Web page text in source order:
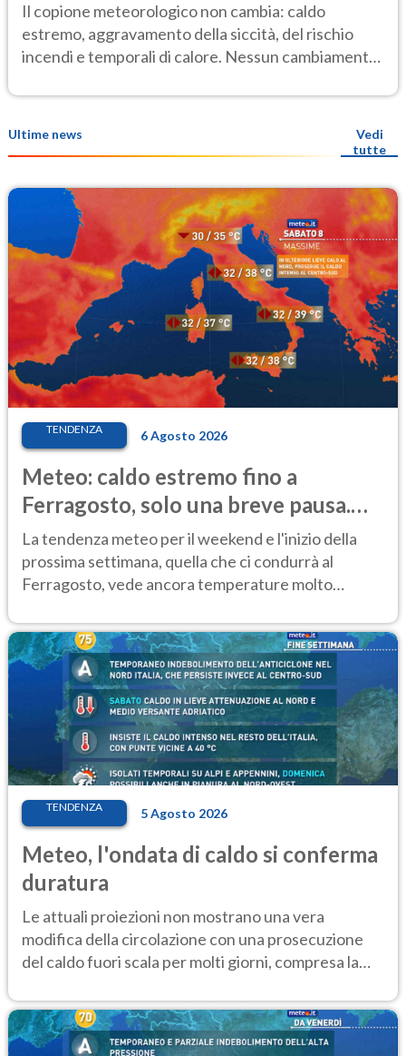
Il copione meteorologico non cambia: caldo
estremo, aggravamento della siccità, del rischio
incendi e temporali di calore. Nessun cambiamento
Ultime news
Vedi
tutte
TENDENZA 6 Agosto 2026
Meteo: caldo estremo fino a
Ferragosto, solo una breve pausa.
Ecco dove
La tendenza meteo per il weekend e l'inizio della
prossima settimana, quella che ci condurrà al
Ferragosto, vede ancora temperature molto
TENDENZA 5 Agosto 2026
Meteo, l'ondata di caldo si conferma
duratura
Le attuali proiezioni non mostrano una vera
modifica della circolazione con una prosecuzione
del caldo fuori scala per molti giorni, compresa la